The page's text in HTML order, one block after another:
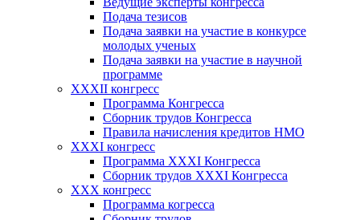
Подача тезисов
Подача заявки на участие в конкурсе
молодых ученых
Подача заявки на участие в научной
программе
XXXII конгресс
Программа Конгресса
Сборник трудов Конгресса
Правила начисления кредитов НМО
XXXI конгресс
Программа XXXI Конгресса
Сборник трудов XXXI Конгресса
XXX конгресс
Программа когресса